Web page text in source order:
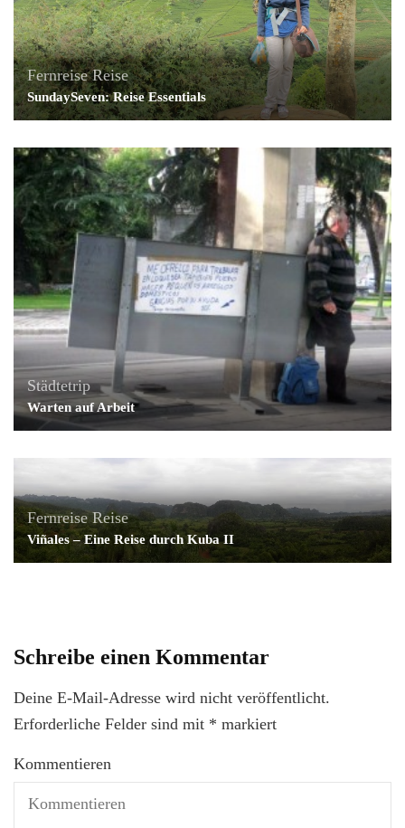
Fernreise Reise
SundaySeven: Reise Essentials
Städtetrip
Warten auf Arbeit
Fernreise Reise
Viñales – Eine Reise durch Kuba II
Schreibe einen Kommentar
Deine E-Mail-Adresse wird nicht veröffentlicht.
Erforderliche Felder sind mit * markiert
Kommentieren